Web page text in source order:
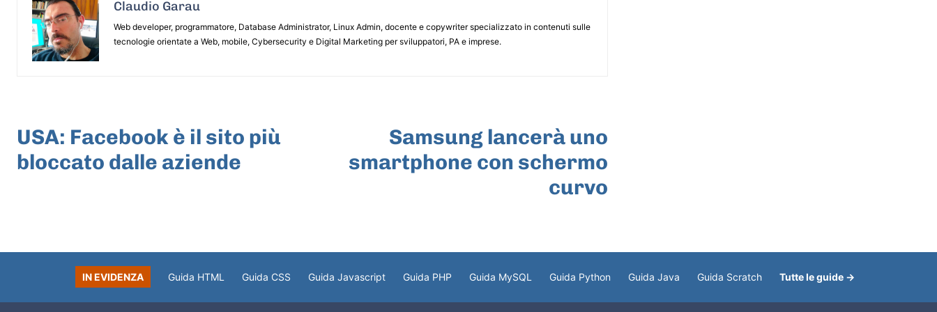
Claudio Garau
Web developer, programmatore, Database Administrator, Linux Admin, docente e copywriter specializzato in contenuti sulle
tecnologie orientate a Web, mobile, Cybersecurity e Digital Marketing per sviluppatori, PA e imprese.
USA: Facebook è il sito più
bloccato dalle aziende
Samsung lancerà uno
smartphone con schermo
curvo
IN EVIDENZA Guida HTML Guida CSS Guida Javascript Guida PHP Guida MySQL Guida Python Guida Java Guida Scratch Tutte le guide →